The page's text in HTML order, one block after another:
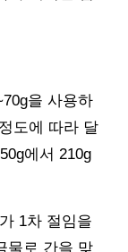
을 사용하
도에 따라 달
에서 210g
1차 절임을
물로 간을 맞